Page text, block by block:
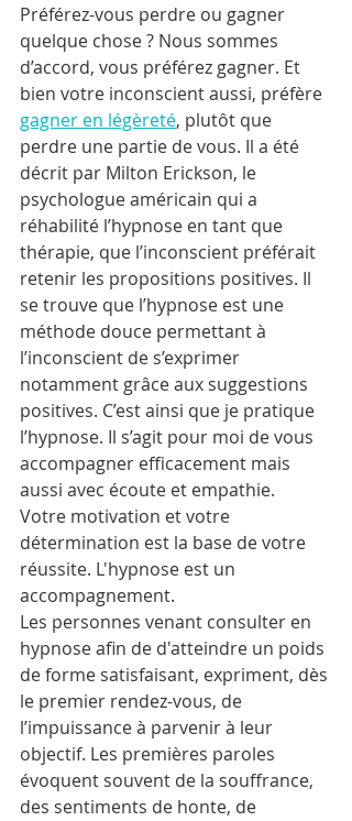
Préférez-vous perdre ou gagner
quelque chose ? Nous sommes
d’accord, vous préférez gagner. Et
bien votre inconscient aussi, préfère
gagner en légèreté, plutôt que
perdre une partie de vous. Il a été
décrit par Milton Erickson, le
psychologue américain qui a
réhabilité l’hypnose en tant que
thérapie, que l’inconscient préférait
retenir les propositions positives. Il
se trouve que l’hypnose est une
méthode douce permettant à
l’inconscient de s’exprimer
notamment grâce aux suggestions
positives. C’est ainsi que je pratique
l’hypnose. Il s’agit pour moi de vous
accompagner efficacement mais
aussi avec écoute et empathie.
Votre motivation et votre
détermination est la base de votre
réussite. L'hypnose est un
accompagnement.
Les personnes venant consulter en
hypnose afin de d'atteindre un poids
de forme satisfaisant, expriment, dès
le premier rendez-vous, de
l’impuissance à parvenir à leur
objectif. Les premières paroles
évoquent souvent de la souffrance,
des sentiments de honte, de